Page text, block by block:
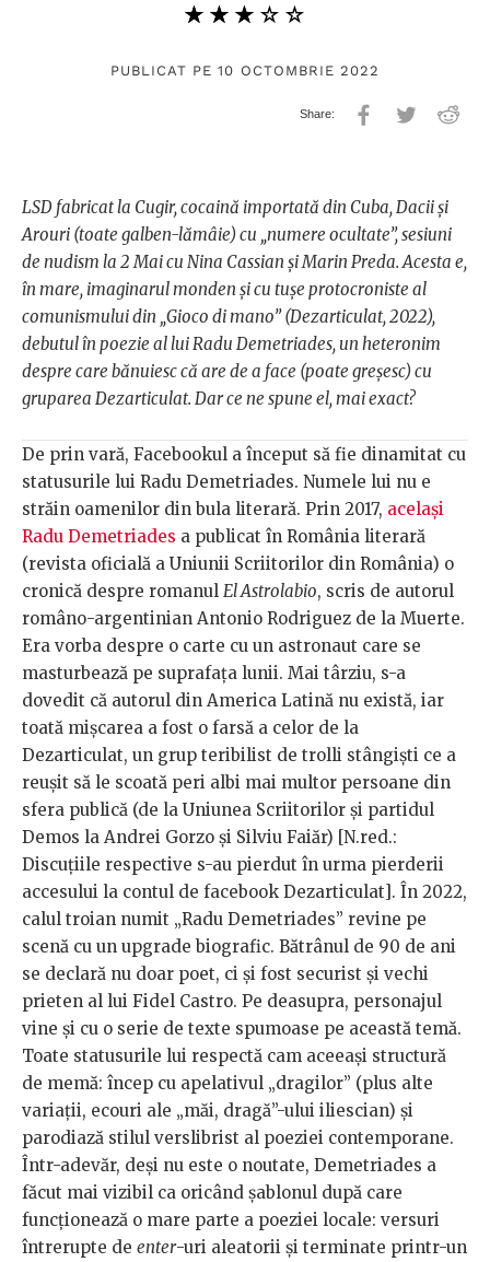
★★★★★
☆☆☆☆☆
PUBLICAT PE 10 OCTOMBRIE 2022
LSD fabricat la Cugir, cocaină importată din Cuba, Dacii și
Arouri (toate galben-lămâie) cu „numere ocultate”, sesiuni
de nudism la 2 Mai cu Nina Cassian și Marin Preda. Acesta e,
în mare, imaginarul monden și cu tușe protocroniste al
comunismului din „Gioco di mano” (Dezarticulat, 2022),
debutul în poezie al lui Radu Demetriades, un heteronim
despre care bănuiesc că are de a face (poate greșesc) cu
gruparea Dezarticulat. Dar ce ne spune el, mai exact?
De prin vară, Facebookul a început să fie dinamitat cu
statusurile lui Radu Demetriades. Numele lui nu e
străin oamenilor din bula literară. Prin 2017, același
Radu Demetriades a publicat în România literară
(revista oficială a Uniunii Scriitorilor din România) o
cronică despre romanul El Astrolabio, scris de autorul
româno-argentinian Antonio Rodriguez de la Muerte.
Era vorba despre o carte cu un astronaut care se
masturbează pe suprafața lunii. Mai târziu, s-a
dovedit că autorul din America Latină nu există, iar
toată mișcarea a fost o farsă a celor de la
Dezarticulat, un grup teribilist de trolli stângiști ce a
reușit să le scoată peri albi mai multor persoane din
sfera publică (de la Uniunea Scriitorilor și partidul
Demos la Andrei Gorzo și Silviu Faiăr) [N.red.:
Discuțiile respective s-au pierdut în urma pierderii
accesului la contul de facebook Dezarticulat]. În 2022,
calul troian numit „Radu Demetriades” revine pe
scenă cu un upgrade biografic. Bătrânul de 90 de ani
se declară nu doar poet, ci și fost securist și vechi
prieten al lui Fidel Castro. Pe deasupra, personajul
vine și cu o serie de texte spumoase pe această temă.
Toate statusurile lui respectă cam aceeași structură
de memă: încep cu apelativul „dragilor” (plus alte
variații, ecouri ale „măi, dragă”-ului iliescian) și
parodiază stilul verslibrist al poeziei contemporane.
Într-adevăr, deși nu este o noutate, Demetriades a
făcut mai vizibil ca oricând șablonul după care
funcționează o mare parte a poeziei locale: versuri
întrerupte de enter-uri aleatorii și terminate printr-un